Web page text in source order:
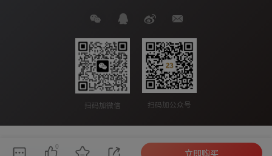
扫码加微信 扫码加公众号
0
立即购买